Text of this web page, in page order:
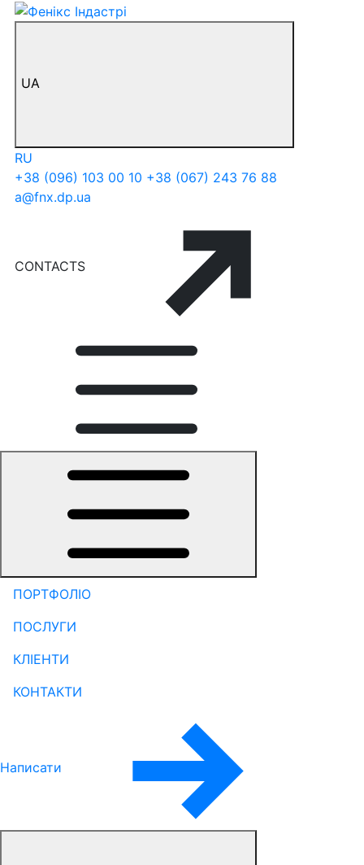
UA
RU
+38 (096) 103 00 10 +38 (067) 243 76 88
a@fnx.dp.ua
CONTACTS
ПОРТФОЛІО
ПОСЛУГИ
КЛІЕНТИ
КОНТАКТИ
Написати